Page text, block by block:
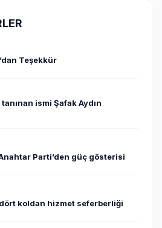
Teşekkür
ismi Şafak Aydın
Parti’den güç gösterisi
dört koldan hizmet seferberliği